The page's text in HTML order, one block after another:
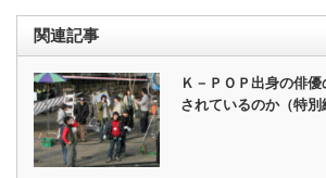
関連記事
Ｋ－ＰＯＰ出身の俳
されているのか（特別